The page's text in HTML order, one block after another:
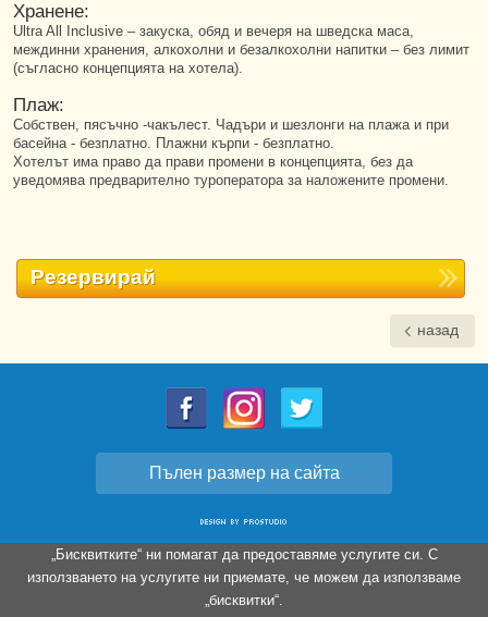
Хранене:
Ultra All Inclusive – закуска, обяд и вечеря на шведска маса,
междинни хранения, алкохолни и безалкохолни напитки – без лимит
(съгласно концепцията на хотела).
Плаж:
Собствен, пясъчно -чакълест. Чадъри и шезлонги на плажа и при
басейна - безплатно. Плажни кърпи - безплатно.
Хотелът има право да прави промени в концепцията, без да
уведомява предварително туроператора за наложените промени.
Резервирай
назад
Пълен размер на сайта
„Бисквитките“ ни помагат да предоставяме услугите си. С
използването на услугите ни приемате, че можем да използваме
„бисквитки“.